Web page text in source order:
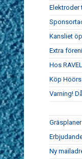
Elektroder
Kansliet
Extra
Hos
Köp
Varning!
Gräsplaner
Ny